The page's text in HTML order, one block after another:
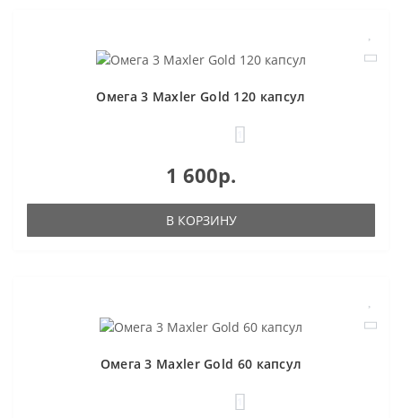
Омега 3 Maxler Gold 120 капсул
1 600р.
В КОРЗИНУ
Омега 3 Maxler Gold 60 капсул